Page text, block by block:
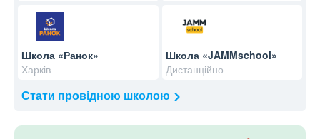
Школа «Ранок»
Харків
Школа «JAMMschool»
Дистанційно
Стати провідною школою